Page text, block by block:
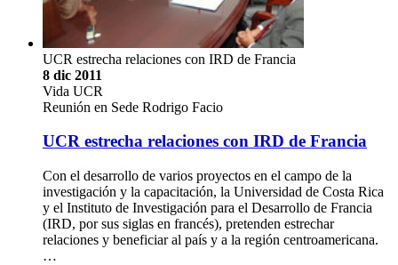
UCR estrecha relaciones con IRD de Francia
8 dic 2011
Vida UCR
Reunión en Sede Rodrigo Facio
UCR estrecha relaciones con IRD de Francia
Con el desarrollo de varios proyectos en el campo de la
investigación y la capacitación, la Universidad de Costa Rica
y el Instituto de Investigación para el Desarrollo de Francia
(IRD, por sus siglas en francés), pretenden estrechar
relaciones y beneficiar al país y a la región centroamericana.
…